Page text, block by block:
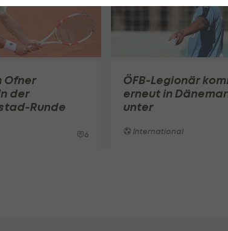
Ofner
der
Runde
6
ÖFB-Legionär
erneut in
unter
International